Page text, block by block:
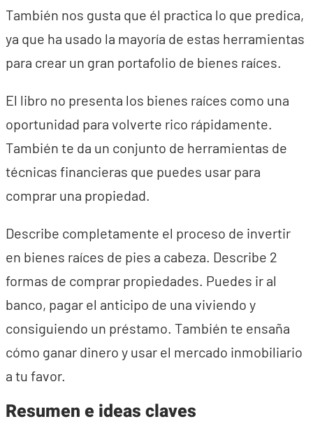
También nos gusta que él practica lo que predica,
ya que ha usado la mayoría de estas herramientas
para crear un gran portafolio de bienes raíces.
El libro no presenta los bienes raíces como una
oportunidad para volverte rico rápidamente.
También te da un conjunto de herramientas de
técnicas financieras que puedes usar para
comprar una propiedad.
Describe completamente el proceso de invertir
en bienes raíces de pies a cabeza. Describe 2
formas de comprar propiedades. Puedes ir al
banco, pagar el anticipo de una viviendo y
consiguiendo un préstamo. También te ensaña
cómo ganar dinero y usar el mercado inmobiliario
a tu favor.
Resumen e ideas claves